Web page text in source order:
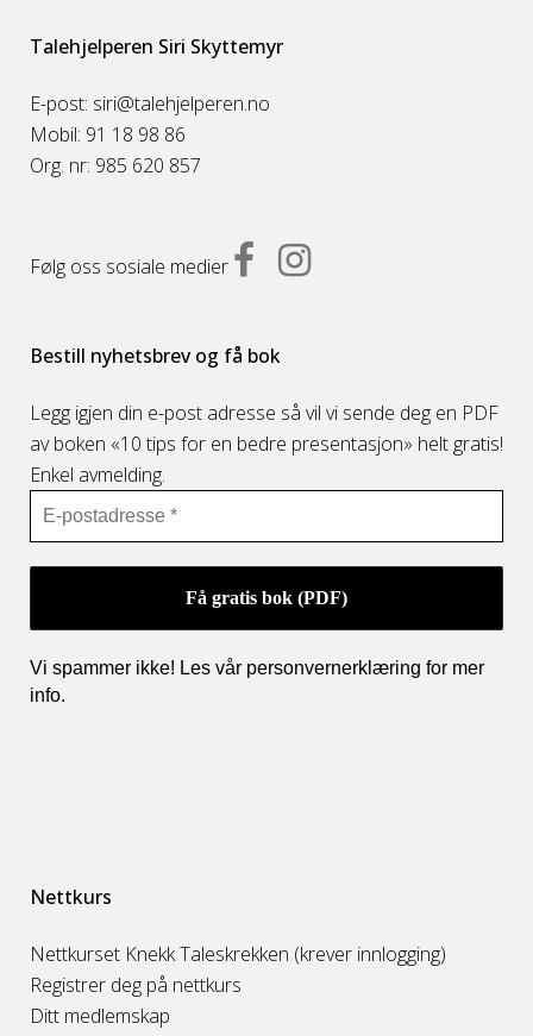
Talehjelperen Siri Skyttemyr
E-post: siri@talehjelperen.no
Mobil: 91 18 98 86
Org. nr: 985 620 857
Følg oss sosiale medier
Bestill nyhetsbrev og få bok
Legg igjen din e-post adresse så vil vi sende deg en PDF
av boken «10 tips for en bedre presentasjon» helt gratis!
Enkel avmelding.
Vi spammer ikke! Les vår personvernerklæring for mer
info.
Nettkurs
Nettkurset Knekk Taleskrekken (krever innlogging)
Registrer deg på nettkurs
Ditt medlemskap